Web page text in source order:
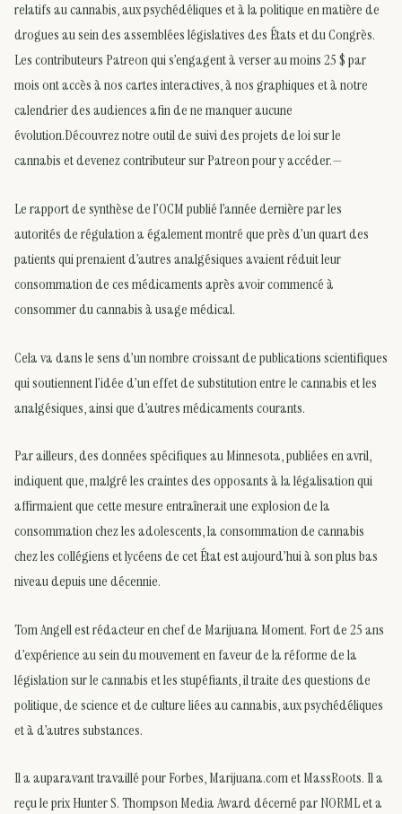
relatifs au cannabis, aux psychédéliques et à la politique en matière de
drogues au sein des assemblées législatives des États et du Congrès.
Les contributeurs Patreon qui s’engagent à verser au moins 25 $ par
mois ont accès à nos cartes interactives, à nos graphiques et à notre
calendrier des audiences afin de ne manquer aucune
évolution.Découvrez notre outil de suivi des projets de loi sur le
cannabis et devenez contributeur sur Patreon pour y accéder.—
Le rapport de synthèse de l’OCM publié l’année dernière par les
autorités de régulation a également montré que près d’un quart des
patients qui prenaient d’autres analgésiques avaient réduit leur
consommation de ces médicaments après avoir commencé à
consommer du cannabis à usage médical.
Cela va dans le sens d’un nombre croissant de publications scientifiques
qui soutiennent l’idée d’un effet de substitution entre le cannabis et les
analgésiques, ainsi que d’autres médicaments courants.
Par ailleurs, des données spécifiques au Minnesota, publiées en avril,
indiquent que, malgré les craintes des opposants à la légalisation qui
affirmaient que cette mesure entraînerait une explosion de la
consommation chez les adolescents, la consommation de cannabis
chez les collégiens et lycéens de cet État est aujourd’hui à son plus bas
niveau depuis une décennie.
Tom Angell est rédacteur en chef de Marijuana Moment. Fort de 25 ans
d’expérience au sein du mouvement en faveur de la réforme de la
législation sur le cannabis et les stupéfiants, il traite des questions de
politique, de science et de culture liées au cannabis, aux psychédéliques
et à d’autres substances.
Il a auparavant travaillé pour Forbes, Marijuana.com et MassRoots. Il a
reçu le prix Hunter S. Thompson Media Award décerné par NORML et a